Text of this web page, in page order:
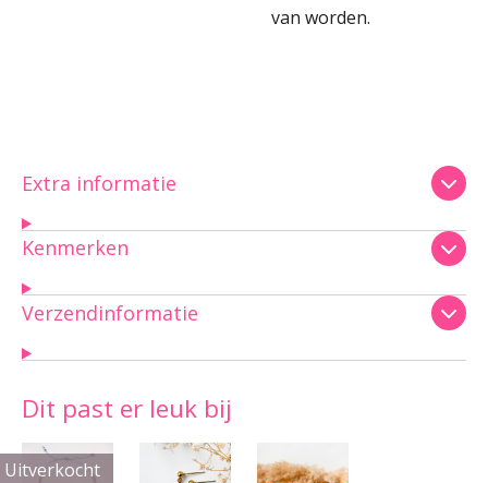
van worden.
Extra informatie
Kenmerken
Verzendinformatie
Dit past er leuk bij
Uitverkocht